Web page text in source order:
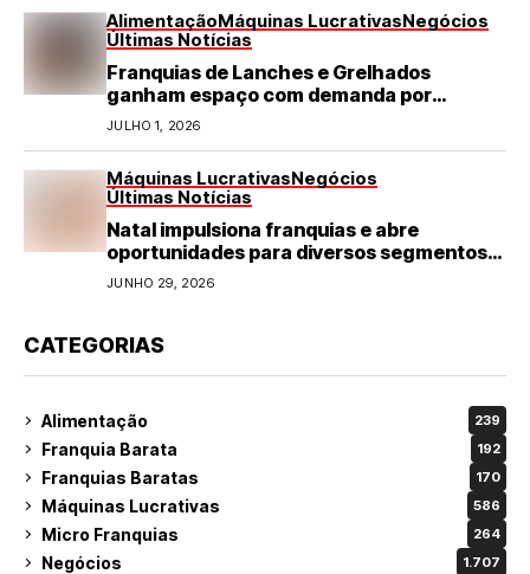
AlimentaçãoMáquinas LucrativasNegócios
Últimas Notícias
Franquias de Lanches e Grelhados
ganham espaço com demanda por
refeições rápidas e de qualidade
JULHO 1, 2026
Máquinas LucrativasNegócios
Últimas Notícias
Natal impulsiona franquias e abre
oportunidades para diversos segmentos
do varejo
JUNHO 29, 2026
CATEGORIAS
Alimentação 239
Franquia Barata 192
Franquias Baratas 170
Máquinas Lucrativas 586
Micro Franquias 264
Negócios 1.707